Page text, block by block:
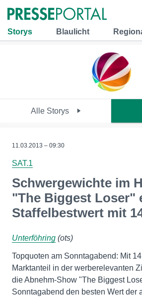
Storys Blaulicht
Alle Storys
11.03.2013 – 09:30
SAT.1
Schwergewichte im
"The Biggest Loser"
Staffelbestwert mit
Unterföhring (ots)
Topquoten am Sonntagabend: Mit
Marktanteil in der werberelevanten
die Abnehm-Show "The Biggest
Sonntagabend den besten Wert der